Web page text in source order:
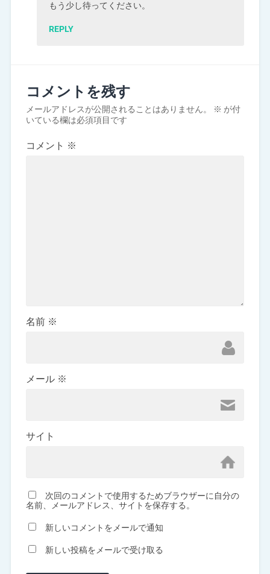
もう少し待ってください。
REPLY
コメントを残す
メールアドレスが公開されることはありません。 ※ が付
いている欄は必須項目です
コメント ※
名前 ※
メール ※
サイト
次回のコメントで使用するためブラウザーに自分の
名前、メールアドレス、サイトを保存する。
新しいコメントをメールで通知
新しい投稿をメールで受け取る